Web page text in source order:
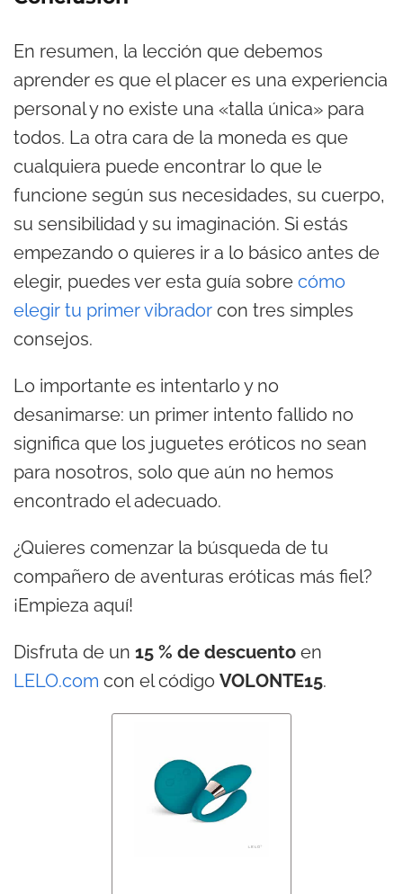
En resumen, la lección que debemos
aprender es que el placer es una experiencia
personal y no existe una «talla única» para
todos. La otra cara de la moneda es que
cualquiera puede encontrar lo que le
funcione según sus necesidades, su cuerpo,
su sensibilidad y su imaginación. Si estás
empezando o quieres ir a lo básico antes de
elegir, puedes ver esta guía sobre cómo
elegir tu primer vibrador con tres simples
consejos.
Lo importante es intentarlo y no
desanimarse: un primer intento fallido no
significa que los juguetes eróticos no sean
para nosotros, solo que aún no hemos
encontrado el adecuado.
¿Quieres comenzar la búsqueda de tu
compañero de aventuras eróticas más fiel?
¡Empieza aquí!
Disfruta de un 15 % de descuento en
LELO.com con el código VOLONTE15.